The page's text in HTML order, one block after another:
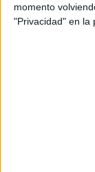
momento
"Privacidad" en la
–¿Cuánto